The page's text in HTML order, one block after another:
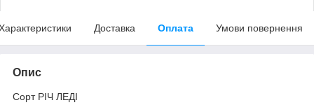
Доставка Оплата Умови повернення
Опис
Сорт РІЧ ЛЕДІ